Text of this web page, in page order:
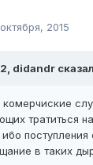
2015
didandr
комерчиские
тратиться
в таких